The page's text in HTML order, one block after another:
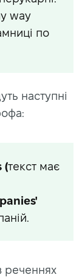
way
по
наступні
(текст має
реченнях